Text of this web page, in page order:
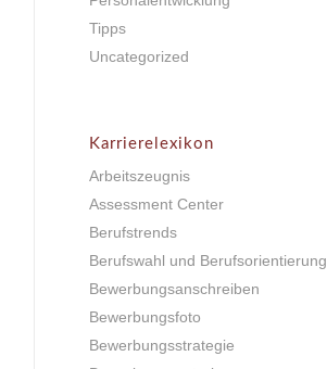
Tipps
Uncategorized
Karrierelexikon
Arbeitszeugnis
Assessment Center
Berufstrends
Berufswahl und Berufsorientierung
Bewerbungsanschreiben
Bewerbungsfoto
Bewerbungsstrategie